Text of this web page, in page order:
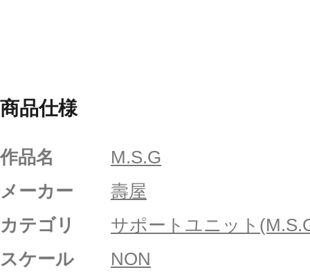
商品仕様
作品名
M.S.G
メーカー
壽屋
カテゴリ
サポートユニット
スケール
NON